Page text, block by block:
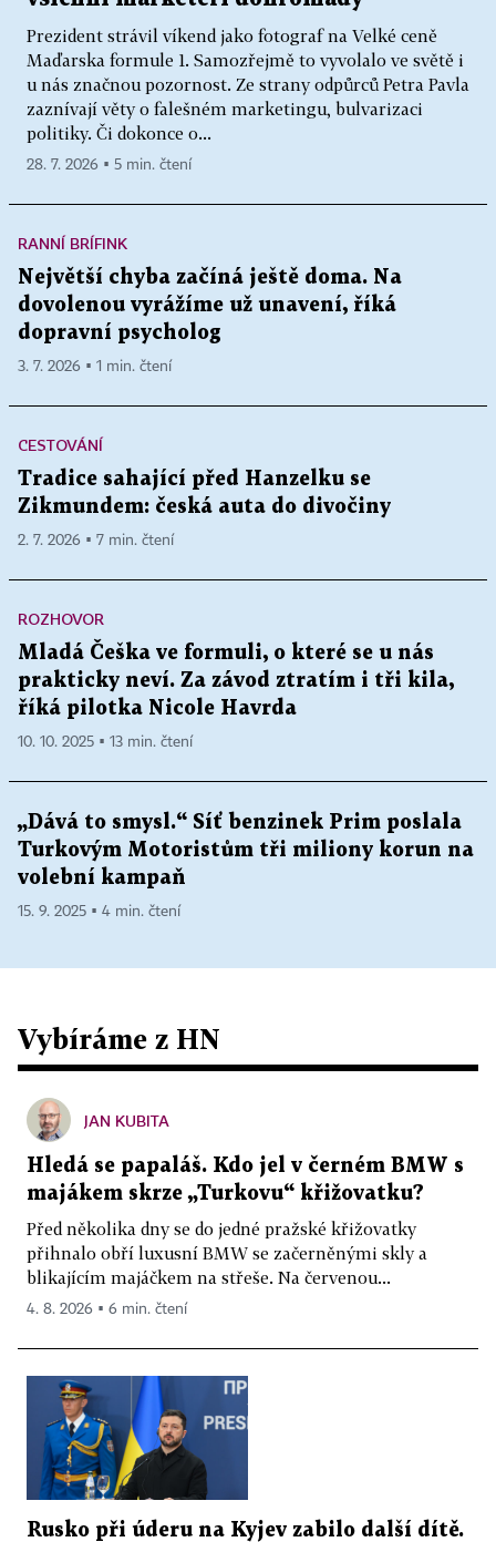
Prezident strávil víkend jako fotograf na Velké ceně
Maďarska formule 1. Samozřejmě to vyvolalo ve světě i
u nás značnou pozornost. Ze strany odpůrců Petra Pavla
zaznívají věty o falešném marketingu, bulvarizaci
politiky. Či dokonce o...
28. 7. 2026 ▪ 5 min. čtení
RANNÍ BRÍFINK
Největší chyba začíná ještě doma. Na
dovolenou vyrážíme už unavení, říká
dopravní psycholog
3. 7. 2026 ▪ 1 min. čtení
CESTOVÁNÍ
Tradice sahající před Hanzelku se
Zikmundem: česká auta do divočiny
2. 7. 2026 ▪ 7 min. čtení
ROZHOVOR
Mladá Češka ve formuli, o které se u nás
prakticky neví. Za závod ztratím i tři kila,
říká pilotka Nicole Havrda
10. 10. 2025 ▪ 13 min. čtení
„Dává to smysl.“ Síť benzinek Prim poslala
Turkovým Motoristům tři miliony korun na
volební kampaň
15. 9. 2025 ▪ 4 min. čtení
Vybíráme z HN
JAN KUBITA
Hledá se papaláš. Kdo jel v černém BMW s
majákem skrze „Turkovu“ křižovatku?
Před několika dny se do jedné pražské křižovatky
přihnalo obří luxusní BMW se začerněnými skly a
blikajícím majáčkem na střeše. Na červenou...
4. 8. 2026 ▪ 6 min. čtení
Rusko při úderu na Kyjev zabilo další dítě.